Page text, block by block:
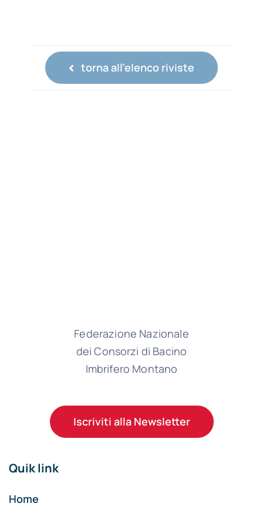
torna all'elenco riviste
Federazione Nazionale
dei Consorzi di Bacino
Imbrifero Montano
Iscriviti alla Newsletter
Quik link
Home